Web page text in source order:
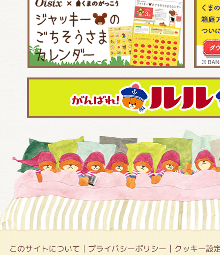
このサイトについて プライバシーポリシー クッキー設